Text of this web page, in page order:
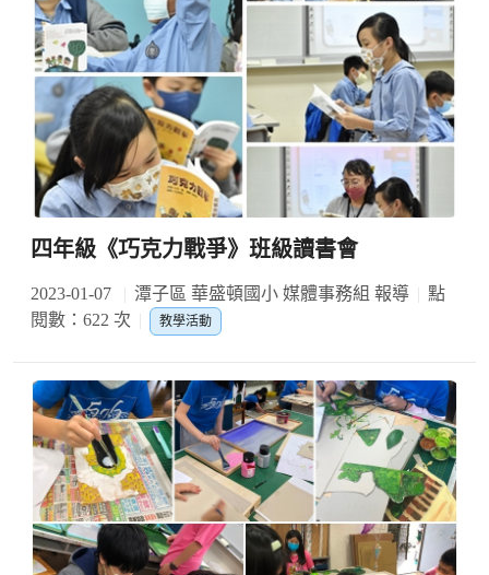
四年級《巧克力戰爭》班級讀書會
2023-01-07 潭子區 華盛頓國小 媒體事務組 報導
點
閱數：622 次
教學活動